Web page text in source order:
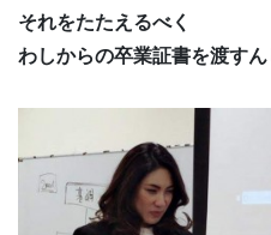
それをたたえるべく
わしからの卒業証書を渡す